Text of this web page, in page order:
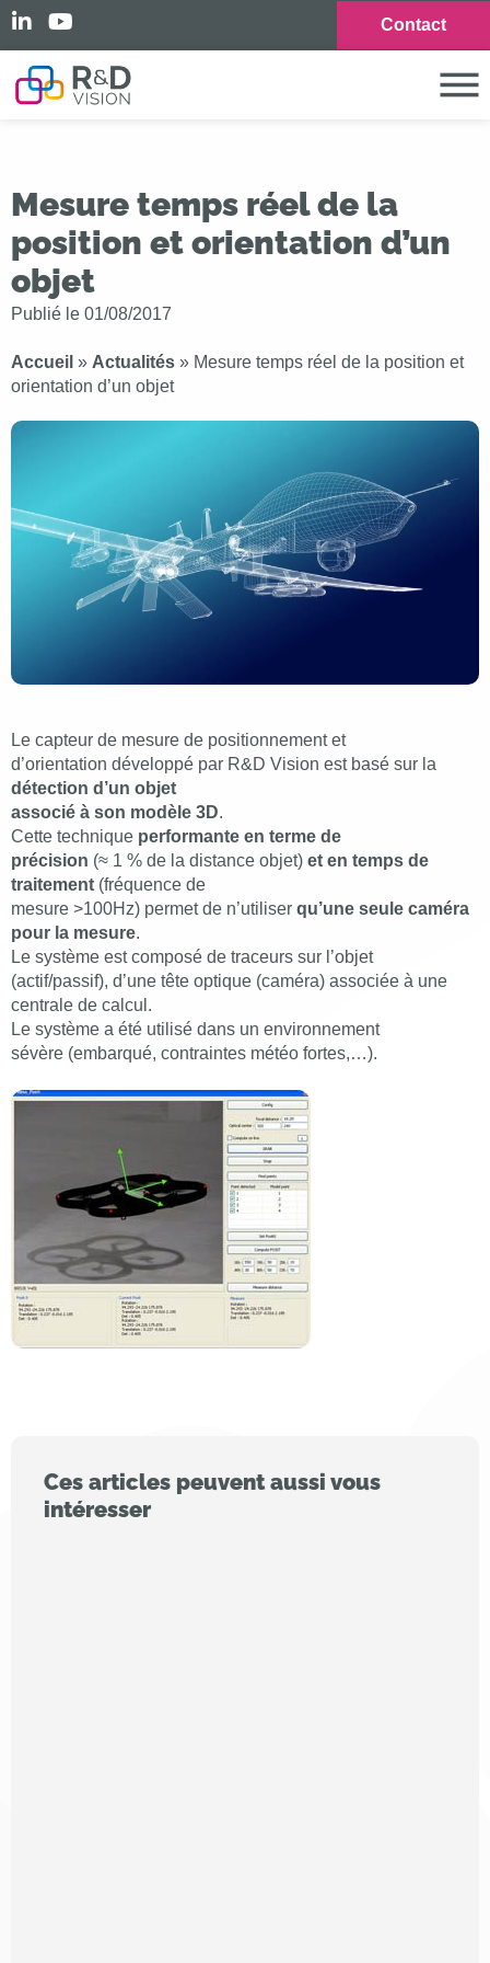
Contact
Mesure temps réel de la
position et orientation d’un
objet
Publié le 01/08/2017
Accueil » Actualités » Mesure temps réel de la position et
orientation d’un objet
Le capteur de mesure de positionnement et
d’orientation développé par R&D Vision est basé sur la
détection d’un objet
associé à son modèle 3D.
Cette technique performante en terme de
précision (≈ 1 % de la distance objet) et en temps de
traitement (fréquence de
mesure >100Hz) permet de n’utiliser qu’une seule caméra
pour la mesure.
Le système est composé de traceurs sur l’objet
(actif/passif), d’une tête optique (caméra) associée à une
centrale de calcul.
Le système a été utilisé dans un environnement
sévère (embarqué, contraintes météo fortes,…).
Ces articles peuvent aussi vous
intéresser